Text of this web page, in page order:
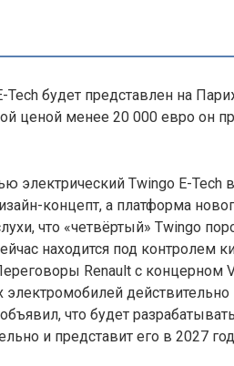
Tech будет представлен на
ценой менее 20 000 евро он
электрический Twingo E-Tech
концепт, а платформа
что «четвёртый» Twingo
находится под контролем
Renault с концерном
действительно
что будет
и представит его в 2027